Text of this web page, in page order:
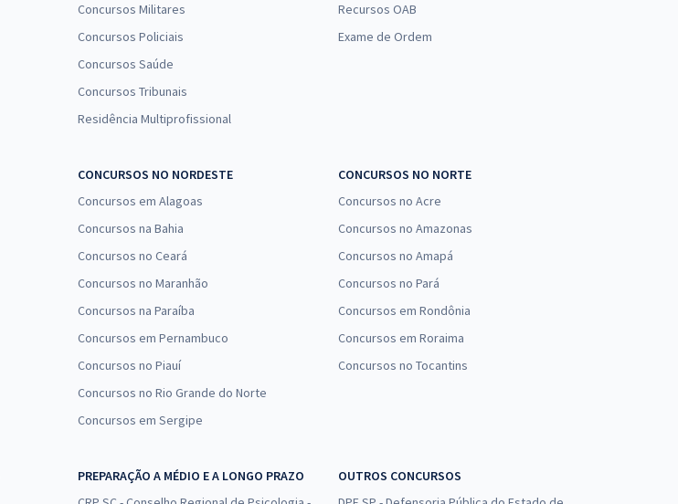
Concursos Militares
Concursos Policiais
Concursos Saúde
Concursos Tribunais
Residência Multiprofissional
Recursos OAB
Exame de Ordem
CONCURSOS NO NORDESTE
Concursos em Alagoas
Concursos na Bahia
Concursos no Ceará
Concursos no Maranhão
Concursos na Paraíba
Concursos em Pernambuco
Concursos no Piauí
Concursos no Rio Grande do Norte
Concursos em Sergipe
CONCURSOS NO NORTE
Concursos no Acre
Concursos no Amazonas
Concursos no Amapá
Concursos no Pará
Concursos em Rondônia
Concursos em Roraima
Concursos no Tocantins
PREPARAÇÃO A MÉDIO E A LONGO PRAZO
OUTROS CONCURSOS